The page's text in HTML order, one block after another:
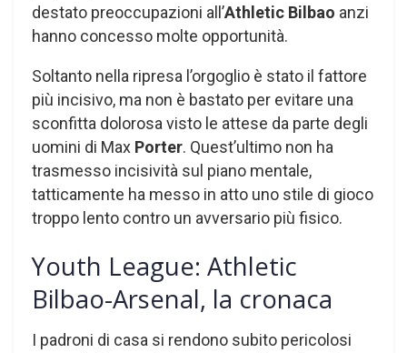
destato preoccupazioni all’Athletic Bilbao anzi
hanno concesso molte opportunità.
Soltanto nella ripresa l’orgoglio è stato il fattore
più incisivo, ma non è bastato per evitare una
sconfitta dolorosa visto le attese da parte degli
uomini di Max Porter. Quest’ultimo non ha
trasmesso incisività sul piano mentale,
tatticamente ha messo in atto uno stile di gioco
troppo lento contro un avversario più fisico.
Youth League: Athletic
Bilbao-Arsenal, la cronaca
I padroni di casa si rendono subito pericolosi